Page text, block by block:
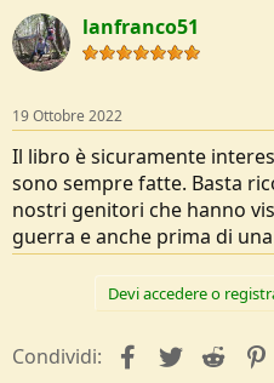
c
t
i
o
s
:
lanfranco51
19 Ottobre 2022
Il libro è sicuramente
sono sempre fatte. Basta
nostri genitori che hanno
guerra e anche prima di
Devi accedere o
Condividi: facebookTwitterReddit